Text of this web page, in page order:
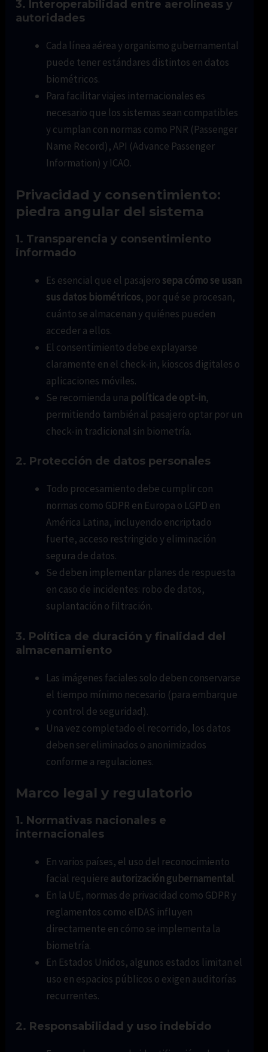
3. Interoperabilidad entre aerolíneas y
autoridades
Cada línea aérea y organismo gubernamental
puede tener estándares distintos en datos
biométricos.
Para facilitar viajes internacionales es
necesario que los sistemas sean compatibles
y cumplan con normas como PNR (Passenger
Name Record), API (Advance Passenger
Information) y ICAO.
Privacidad y consentimiento:
piedra angular del sistema
1. Transparencia y consentimiento
informado
Es esencial que el pasajerosepa cómo se usan
sus datos biométricos, por qué se procesan,
cuánto se almacenan y quiénes pueden
acceder a ellos.
El consentimiento debe explayarse
claramente en el check-in, kioscos digitales o
aplicaciones móviles.
Se recomienda una política de opt-in,
permitiendo también al pasajero optar por un
check-in tradicional sin biometría.
2. Protección de datos personales
Todo procesamiento debe cumplir con
normas como GDPR en Europa o LGPD en
América Latina, incluyendo encriptado
fuerte, acceso restringido y eliminación
segura de datos.
Se deben implementar planes de respuesta
en caso de incidentes: robo de datos,
suplantación o filtración.
3. Política de duración y finalidad del
almacenamiento
Las imágenes faciales solo deben conservarse
el tiempo mínimo necesario (para embarque
y control de seguridad).
Una vez completado el recorrido, los datos
deben ser eliminados o anonimizados
conforme a regulaciones.
Marco legal y regulatorio
1. Normativas nacionales e
internacionales
En varios países, el uso del reconocimiento
facial requiere autorización gubernamental.
En la UE, normas de privacidad como GDPR y
reglamentos como eIDAS influyen
directamente en cómo se implementa la
biometría.
En Estados Unidos, algunos estados limitan el
uso en espacios públicos o exigen auditorías
recurrentes.
2. Responsabilidad y uso indebido